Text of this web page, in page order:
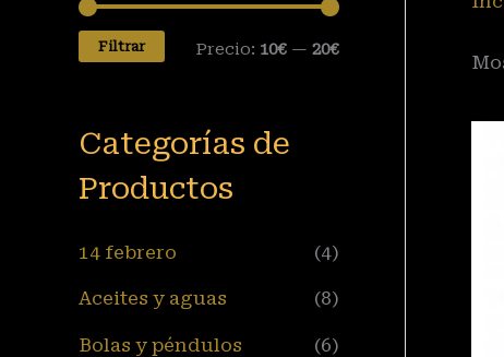
Filtrar Precio: 10€ — 20€
Categorías de
Productos
14 febrero (4)
Aceites y aguas (8)
Bolas y péndulos (6)